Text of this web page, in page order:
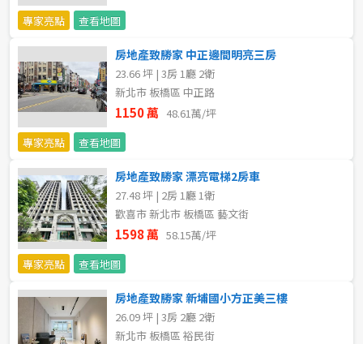
花蓮縣
金門連江
不拘
1樓 2樓
3樓
5~10樓
21樓以上
~
格局
不拘
專家亮點
查看地圖
房地產致勝家 中正邊間明亮三房
23.66 坪 | 3房 1廳 2衛
新北市 板橋區 中正路
1150 萬 48.61萬/坪
專家亮點
查看地圖
房地產致勝家 漂亮電梯2房車
27.48 坪 | 2房 1廳 1衛
歡喜市 新北市 板橋區 藝文街
1598 萬 58.15萬/坪
專家亮點
查看地圖
房地產致勝家 新埔國小方正美三樓
26.09 坪 | 3房 2廳 2衛
新北市 板橋區 裕民街